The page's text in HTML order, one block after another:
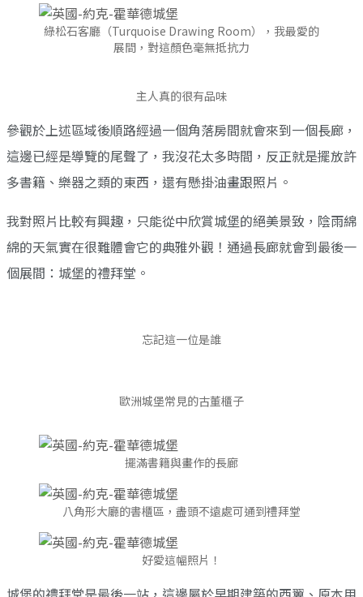
綠松石客廳（Turquoise Drawing Room），我最愛的
展間，對這顏色毫無抵抗力
主人真的很有品味
參觀於上述區域後順路經過一個角落房間就會來到一個長廊，
這邊已經是導覽的尾聲了，我沒花太多時間，反正就是擺放許
多書籍、樂器之類的東西，還有懸掛油畫跟照片。
我對照片比較有興趣，只能從中欣賞城堡的絕美景致，陰雨綿
綿的天氣實在很難體會它的典雅外觀！通過長廊就會到最後一
個展間：城堡的禮拜堂。
忘記這一位是誰
歐洲城堡常見的古董櫃子
擺滿書籍與畫作的長廊
八角形大廳的書櫃區，盡頭不遠處可通到禮拜堂
好愛這幅照片！